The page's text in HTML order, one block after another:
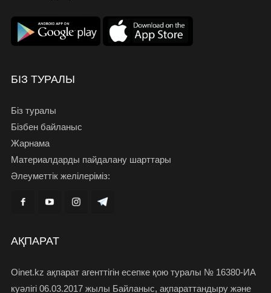
БІЗ ТУРАЛЫ
Біз туралы
Бізбен байланыс
Жарнама
Материалдарды пайдалану шарттары
Әлеуметтік желілеріміз:
АҚПАРАТ
Oinet.kz ақпарат агенттігін есепке қою туралы № 16380-ИА
куәлігі 06.03.2017 жылы Байланыс, ақпараттандыру және